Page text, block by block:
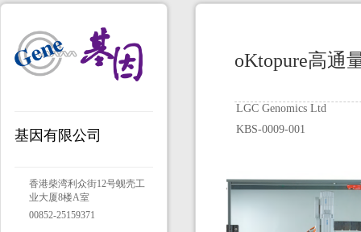
基因有限公司
香港柴湾利众街12号蚬壳工
业大厦8楼A室
00852-25159371
oKtopure高通
LGC Genomics Ltd
KBS-0009-001